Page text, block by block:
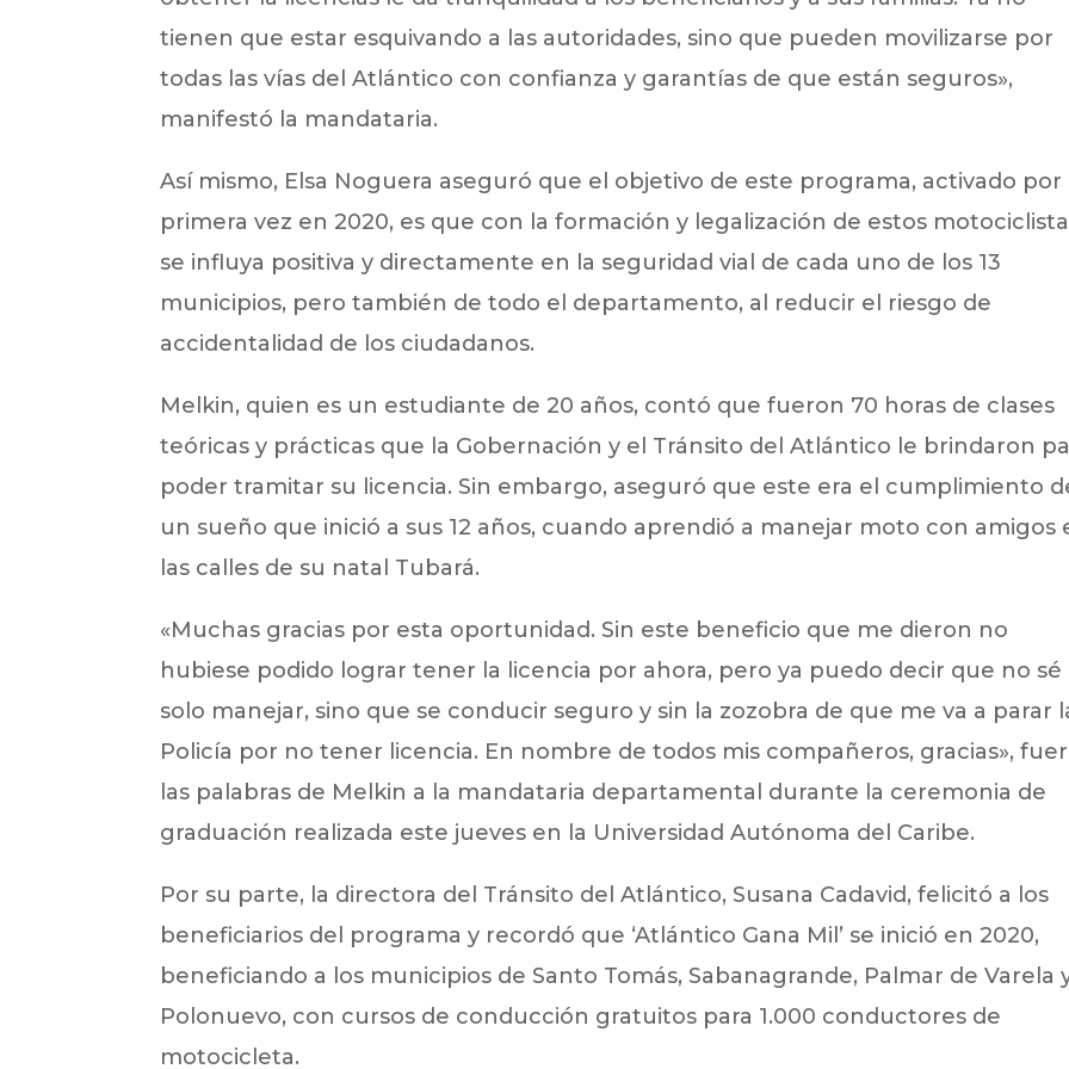
tienen que estar esquivando a las autoridades, sino que pueden movilizarse por
todas las vías del Atlántico con confianza y garantías de que están seguros»,
manifestó la mandataria.
Así mismo, Elsa Noguera aseguró que el objetivo de este programa, activado por
primera vez en 2020, es que con la formación y legalización de estos
se influya positiva y directamente en la seguridad vial de cada uno de los 13
municipios, pero también de todo el departamento, al reducir el riesgo de
accidentalidad de los ciudadanos.
Melkin, quien es un estudiante de 20 años, contó que fueron 70 horas de clases
teóricas y prácticas que la Gobernación y el Tránsito del Atlántico le brindaron
poder tramitar su licencia. Sin embargo, aseguró que este era el cumplimiento
un sueño que inició a sus 12 años, cuando aprendió a manejar moto con amigos
las calles de su natal Tubará.
«Muchas gracias por esta oportunidad. Sin este beneficio que me dieron no
hubiese podido lograr tener la licencia por ahora, pero ya puedo decir que no sé
solo manejar, sino que se conducir seguro y sin la zozobra de que me va a parar
Policía por no tener licencia. En nombre de todos mis compañeros, gracias»,
las palabras de Melkin a la mandataria departamental durante la ceremonia de
graduación realizada este jueves en la Universidad Autónoma del Caribe.
Por su parte, la directora del Tránsito del Atlántico, Susana Cadavid, felicitó a los
beneficiarios del programa y recordó que ‘Atlántico Gana Mil’ se inició en 2020,
beneficiando a los municipios de Santo Tomás, Sabanagrande, Palmar de Varela
Polonuevo, con cursos de conducción gratuitos para 1.000 conductores de
motocicleta.